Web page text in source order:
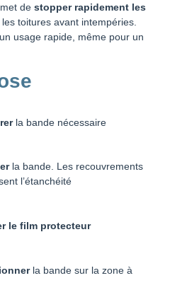
de stopper rapidement les
toitures avant intempéries.
usage rapide, même pour un
la bande nécessaire
la bande. Les recouvrements
l’étanchéité
le film protecteur
la bande sur la zone à